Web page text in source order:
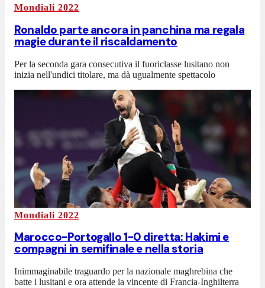
Mondiali 2022
Ronaldo parte ancora in panchina ma regala
magie durante il riscaldamento
Per la seconda gara consecutiva il fuoriclasse lusitano non
inizia nell'undici titolare, ma dà ugualmente spettacolo
Mondiali 2022
Marocco-Portogallo 1-0 diretta: Hakimi e
compagni in semifinale e nella storia
Inimmaginabile traguardo per la nazionale maghrebina che
batte i lusitani e ora attende la vincente di Francia-Inghilterra